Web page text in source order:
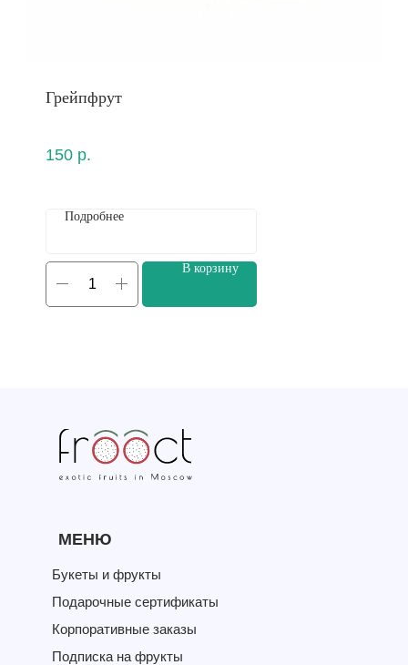
Грейпфрут
150 р.
Подробнее
В корзину
МЕНЮ
Букеты и фрукты
Подарочные сертификаты
Корпоративные заказы
Подписка на фрукты